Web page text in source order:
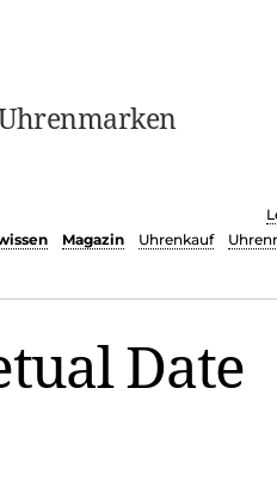
Magazin Uhrenkauf
Date